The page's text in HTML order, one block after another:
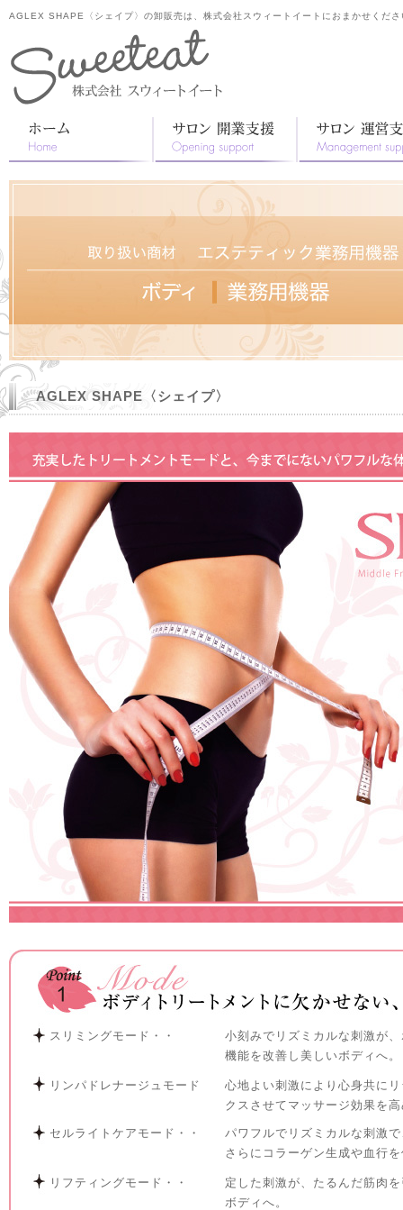
AGLEX SHAPE〈シェイプ〉の卸販売は、株式会社スウィートイートにおまかせくださ
AGLEX SHAPE〈シェイプ〉
スリミングモード・・
小刻みでリズミカルな刺激が
機能を改善し美しいボディへ。
リンパドレナージュモード
心地よい刺激により心身共に
クスさせてマッサージ効果を
セルライトケアモード・・
パワフルでリズミカルな刺激
さらにコラーゲン生成や血行
リフティングモード・・
定した刺激が、たるんだ筋肉
ボディへ。